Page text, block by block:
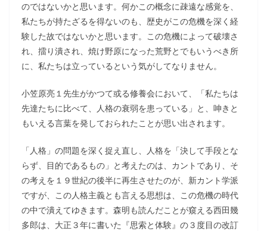
のではないかと思います。何かこの概念に疎遠な感覚を、
私たちが持たざるを得ないのも、歴史がこの危機を深く経
験した故ではないかと思います。この危機によって破壊さ
れ、擂り潰され、焼け野原になった荒野とでもいうべき所
に、私たちは立っているという気がしてなりません。
小笠原亮１先生がかつて或る修養会において、「私たちは
先達たちに比べて、人格の衰弱を患っている」と、呻きと
もいえる言葉を発しておられたことが思い出されます。
「人格」の問題を深く捉え直し、人格を「決して手段とな
らず、目的であるもの」と考えたのは、カントであり、そ
の考えを１９世紀の後半に再生させたのが、新カント学派
ですが、この人格主義とも言える思想は、この危機の時代
の中で潰えてゆきます。森明も読んだことが窺える西田幾
多郎は、大正３年に書いた『思索と体験』の３度目の改訂